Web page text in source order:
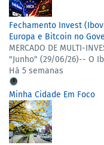
Fechamento Invest
Europa e Bitcoin no
MERCADO DE MULTI-
"Junho" (29/06/26)-- ​ O
Há 5 semanas
Minha Cidade Em Foco